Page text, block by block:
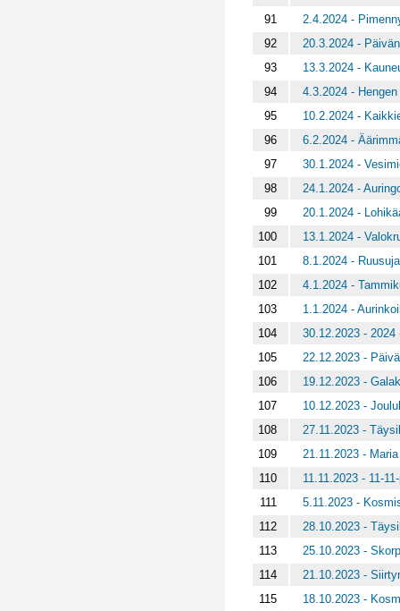
91
2.4.2024 -
92
20.3.2024 -
93
13.3.2024 -
94
4.3.2024 -
95
10.2.2024 -
96
6.2.2024 -
97
30.1.2024 -
98
24.1.2024 -
99
20.1.2024 -
100
13.1.2024 -
101
8.1.2024 -
102
4.1.2024 -
103
1.1.2024 -
104
30.12.2023 -
105
22.12.2023 -
106
19.12.2023 -
107
10.12.2023 -
108
27.11.2023 -
109
21.11.2023 -
110
11.11.2023 - 11-
111
5.11.2023 -
112
28.10.2023 -
113
25.10.2023 -
114
21.10.2023 -
115
18.10.2023 -